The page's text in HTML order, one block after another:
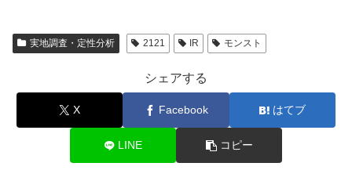
実地調査・定性分析 2121 IR モンスト
シェアする
X Facebook はてブ
LINE コピー